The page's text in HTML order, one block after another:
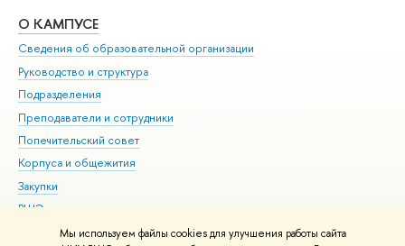
Мы используем файлы cookies для улучшения работы сайта
О КАМПУСЕ
Сведения об образовательной организации
Руководство и структура
Подразделения
Преподаватели и сотрудники
Попечительский совет
Корпуса и общежития
Закупки
ВШЭ для студентов с ограниченными возможностями
здоровья и инвалидностью